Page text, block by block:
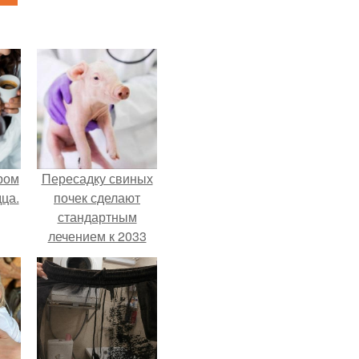
Пересадку свиных
почек сделают
стандартным
лечением к 2033
году в Японии.